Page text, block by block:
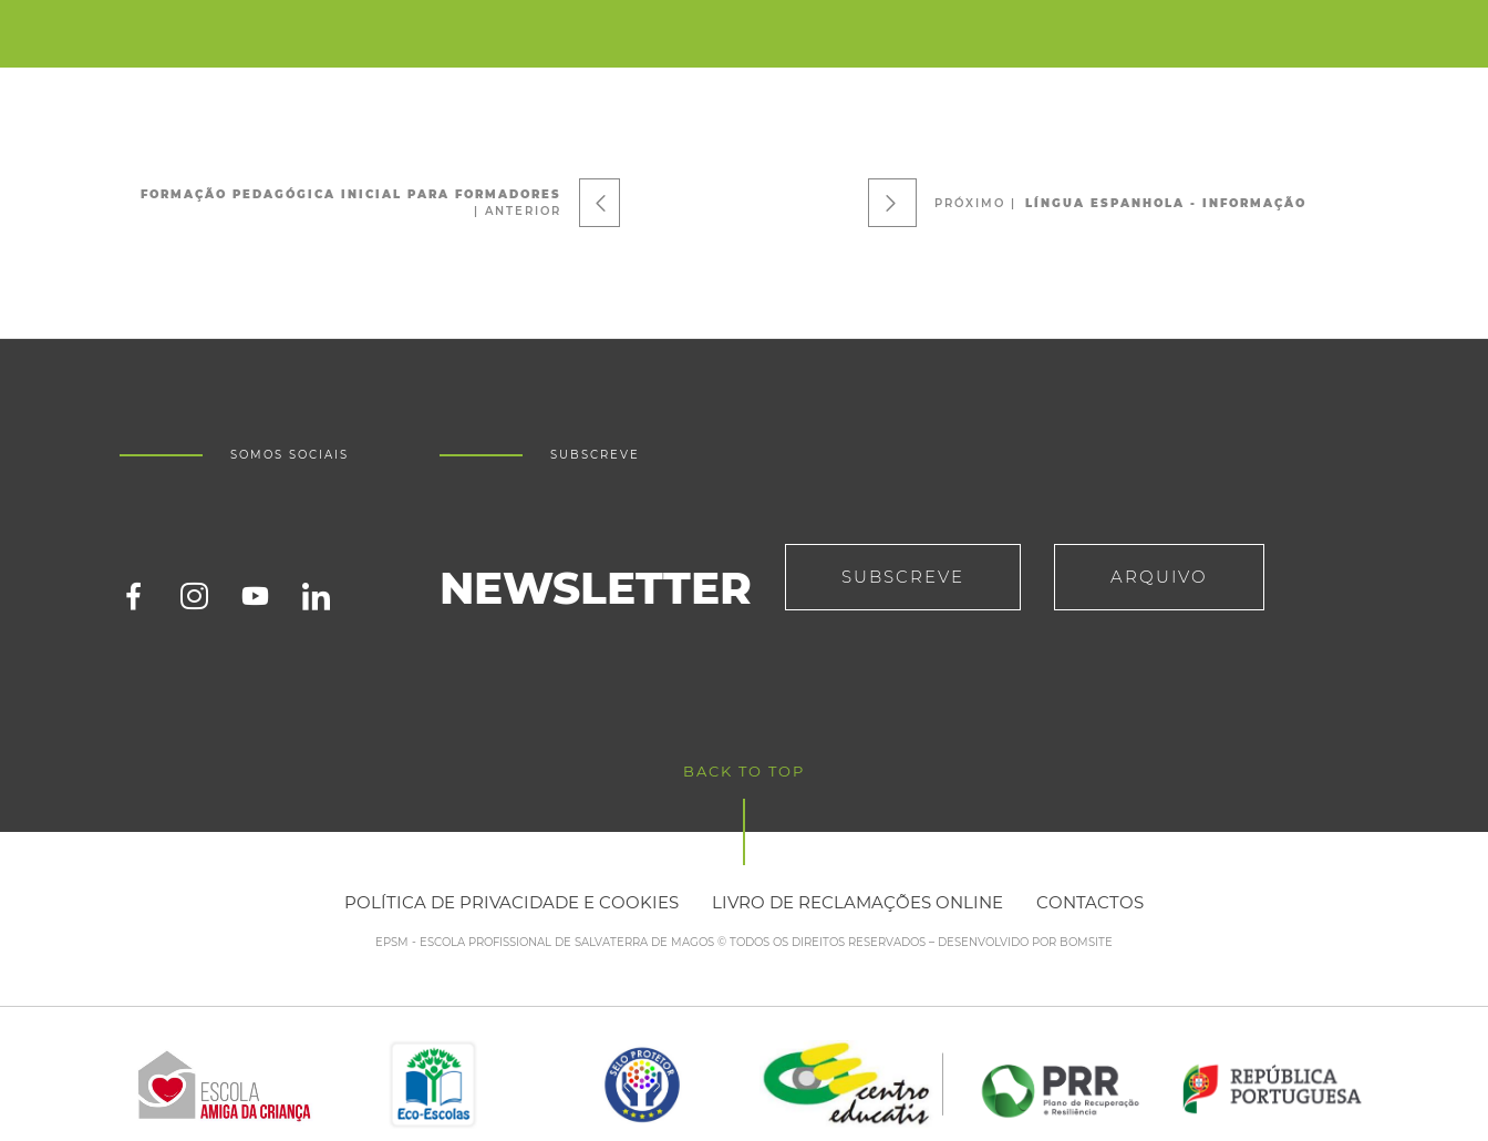
FORMAÇÃO PEDAGÓGICA INICIAL PARA FORMADORES
|
ANTERIOR
PRÓXIMO | LÍNGUA ESPANHOLA - INFORMAÇÃO
BACK TO TOP
SOMOS SOCIAIS SUBSCREVE
NEWSLETTER SUBSCREVE ARQUIVO
POLÍTICA DE PRIVACIDADE E COOKIES LIVRO DE RECLAMAÇÕES ONLINE CONTACTOS
EPSM - ESCOLA PROFISSIONAL DE SALVATERRA DE MAGOS © TODOS OS DIREITOS RESERVADOS – DESENVOLVIDO POR BOMSITE